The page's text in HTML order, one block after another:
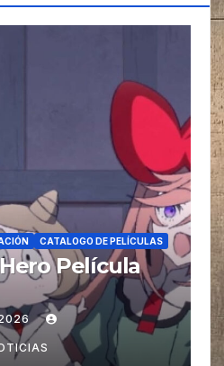
CATALOGO DE EMISIÓN
Doblaje